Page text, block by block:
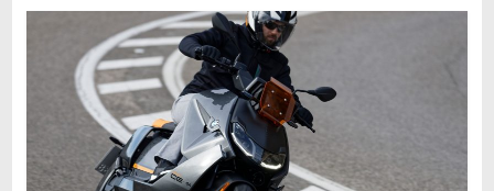
camiones,
motos,
información
mundo
del